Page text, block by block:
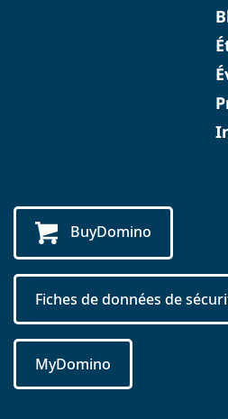
BuyDomino
Fiches de données de
MyDomino